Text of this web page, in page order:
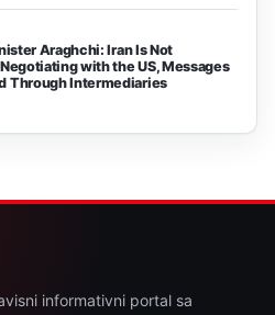
Araghchi: Iran Is Not
with the US, Messages
Through Intermediaries
informativni portal sa